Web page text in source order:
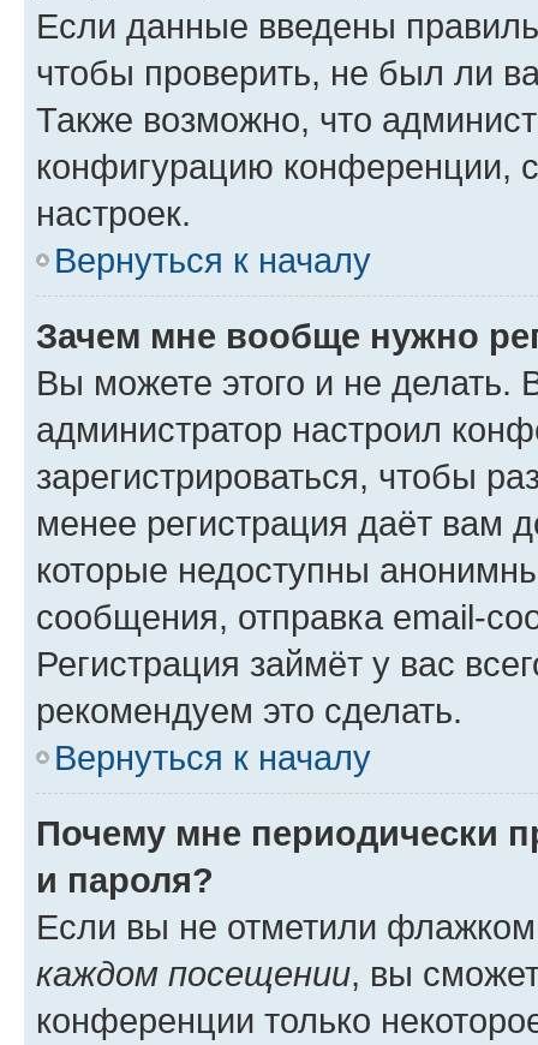
Если данные введены
чтобы проверить, не был ли
Также возможно, что
конфигурацию конференции,
настроек.
Вернуться к началу
Зачем мне вообще нужно
Вы можете этого и не делать.
администратор настроил
зарегистрироваться, чтобы
менее регистрация даёт вам
которые недоступны
сообщения, отправка email-
Регистрация займёт у вас
рекомендуем это сделать.
Вернуться к началу
Почему мне периодически
и пароля?
Если вы не отметили
каждом посещении, вы
конференции только